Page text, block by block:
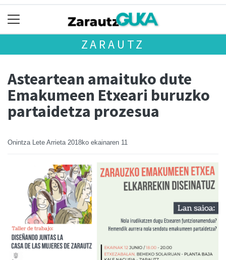
ZARAUTZ
Asteartean amaituko dute
Emakumeen Etxeari buruzko
partaidetza prozesua
Onintza Lete Arrieta 2018ko ekainaren 11